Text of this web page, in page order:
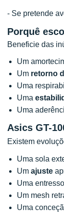
- Se pretende
Porquê
Beneficie das
Um
Um retorno
Uma
Uma
Uma
Asics GT-
Existem
Uma sola
Um ajuste
Uma
Um mesh
Uma